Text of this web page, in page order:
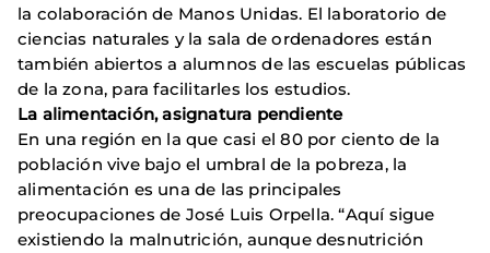
la colaboración de Manos Unidas. El laboratorio de
ciencias naturales y la sala de ordenadores están
también abiertos a alumnos de las escuelas públicas
de la zona, para facilitarles los estudios.
La alimentación, asignatura pendiente
En una región en la que casi el 80 por ciento de la
población vive bajo el umbral de la pobreza, la
alimentación es una de las principales
preocupaciones de José Luis Orpella. “Aquí sigue
existiendo la malnutrición, aunque desnutrición